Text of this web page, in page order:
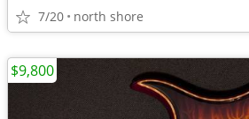
7/20 north shore
$9,800